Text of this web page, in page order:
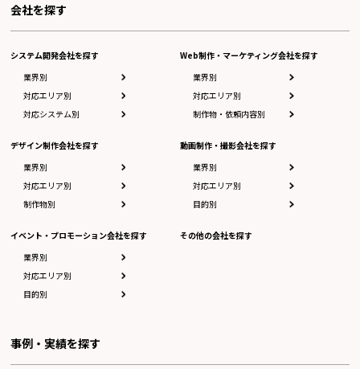
会社を探す
システム開発会社を探す
業界別
対応エリア別
対応システム別
デザイン制作会社を探す
業界別
対応エリア別
制作物別
イベント・プロモーション会社を探す
業界別
対応エリア別
目的別
Web制作・マーケティング会社を探す
業界別
対応エリア別
制作物・依頼内容別
動画制作・撮影会社を探す
業界別
対応エリア別
目的別
その他の会社を探す
事例・実績を探す